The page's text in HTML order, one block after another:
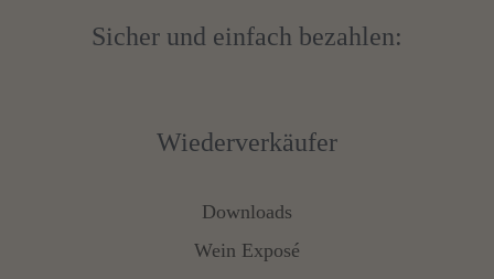
Sicher und einfach bezahlen:
Wiederverkäufer
Downloads
Wein Exposé